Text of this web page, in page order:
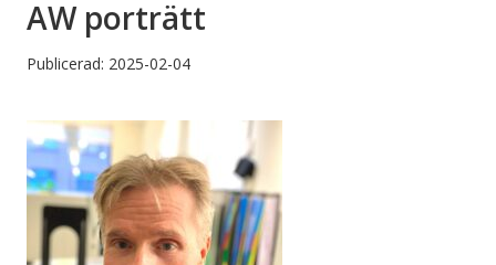
AW porträtt
Publicerad: 2025-02-04